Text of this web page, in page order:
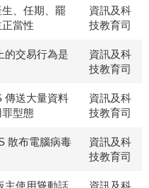
、任期、罷
當性
資訊及科
技教育司
的交易行為是
資訊及科
技教育司
傳送大量資料
型態
資訊及科
技教育司
散布電腦病毒
資訊及科
技教育司
主使用聳動話
資訊及科